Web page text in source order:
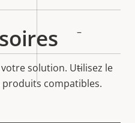
–
–
solution. Utilisez le
compatibles.